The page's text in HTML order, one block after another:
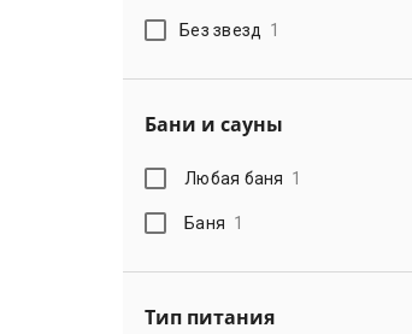
Без звезд 1
Бани и сауны
Любая баня 1
Баня 1
Тип питания